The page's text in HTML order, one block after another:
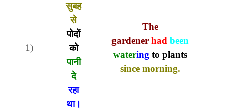
1)
सुबह
से
पोदों
को
पानी
दे
रहा
था।
The
gardener had been
watering to plants
since morning.